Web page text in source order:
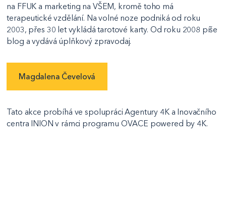
na FFUK a marketing na VŠEM, kromě toho má
terapeutické vzdělání. Na volné noze podniká od roku
2003, přes 30 let vykládá tarotové karty. Od roku 2008 píše
blog a vydává úplňkový zpravodaj.
Magdalena Čevelová
Tato akce probíhá ve spolupráci Agentury 4K a Inovačního
centra INION v rámci programu OVACE powered by 4K.